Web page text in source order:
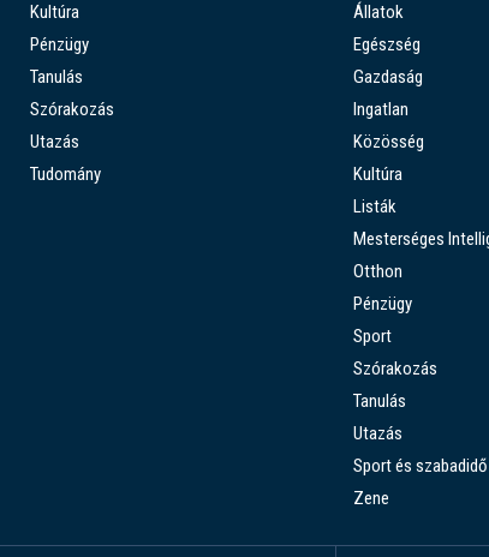
Kultúra
Pénzügy
Tanulás
Szórakozás
Utazás
Tudomány
Állatok
Egészség
Gazdaság
Ingatlan
Közösség
Kultúra
Listák
Mesterséges
Otthon
Pénzügy
Sport
Szórakozás
Tanulás
Utazás
Sport és szabadidő
Zene